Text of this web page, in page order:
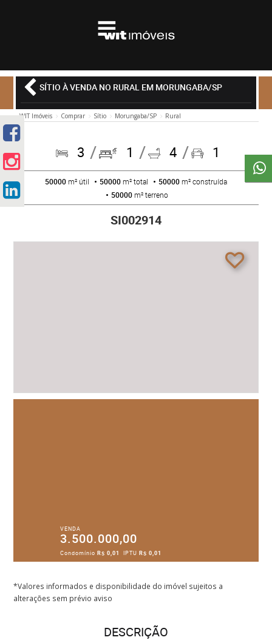
SÍTIO À VENDA NO RURAL EM MORUNGABA/SP
WIT Imóveis Comprar Sítio Morungaba/SP Rural
3 1 4 1
50000m² útil 50000m² total 50000m² construída
50000m² terreno
SI002914
VENDA
3.500.000,00
CondomínioR$ 0,01 IPTUR$ 0,01
*Valores informados e disponibilidade do imóvel sujeitos a
alterações sem prévio aviso
DESCRIÇÃO